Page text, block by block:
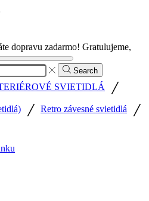
dopravu zadarmo! Gratulujeme,
Search
SVIETIDLÁ /
/ Retro závesné svietidlá /